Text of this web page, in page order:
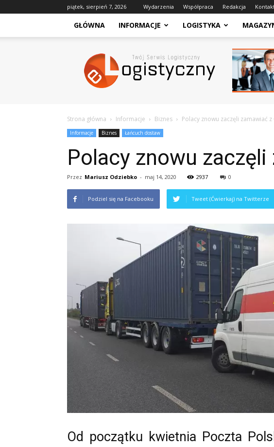
piątek, sierpień 7, 2026 Wydarzenia Współpraca Redakcja
GŁÓWNA INFORMACJE LOGISTYKA
eLogistyczny
–
Twój
Serwis
Strona główna Informacje Biznes Polacy znowu zaczęli zamawiać z
Informacje Biznes Łańcuch dostaw
Polacy znowu
Przez Mariusz Odziebko - maj 14, 2020 2937 0
Podziel się na Facebooku Tweet (Ćwierkaj) na Twitterze
Od początku kwietnia Poczta